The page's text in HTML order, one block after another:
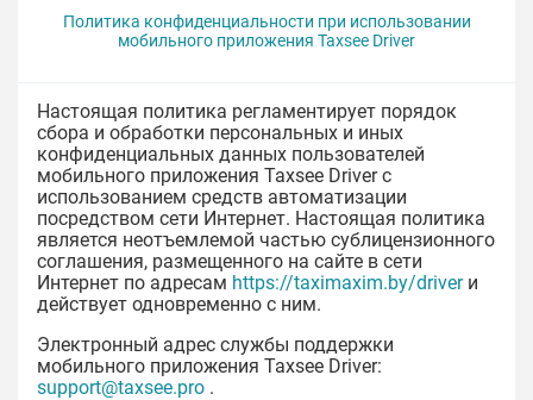
Политика конфиденциальности при использовании
мобильного приложения Taxsee Driver
Настоящая политика регламентирует порядок
сбора и обработки персональных и иных
конфиденциальных данных пользователей
мобильного приложения Taxsee Driver с
использованием средств автоматизации
посредством сети Интернет. Настоящая политика
является неотъемлемой частью сублицензионного
соглашения, размещенного на сайте в сети
Интернет по адресам https://taximaxim.by/driverи
действует одновременно с ним.
Электронный адрес службы поддержки
мобильного приложения Taxsee Driver:
support@taxsee.pro .